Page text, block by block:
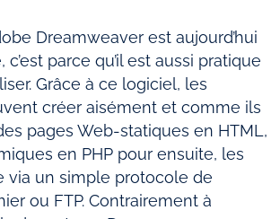
Dreamweaver est aujourd’hui
parce qu’il est aussi pratique
Grâce à ce logiciel, les
créer aisément et comme ils
pages Web-statiques en HTML,
en PHP pour ensuite, les
via un simple protocole de
ou FTP. Contrairement à